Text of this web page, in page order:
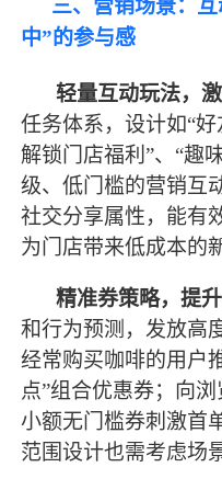
三、营销场景：
中”的参与感
轻量互动玩法，
任务体系，设计如“
解锁门店福利”、“趣
级、低门槛的营销互
社交分享属性，能有
为门店带来低成本的
精准券策略，提
和行为预测，发放高
经常购买咖啡的用户
点”组合优惠券；向
小额无门槛券刺激首
范围设计也需考虑场